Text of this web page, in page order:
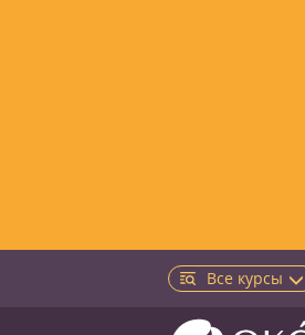
Все курсы